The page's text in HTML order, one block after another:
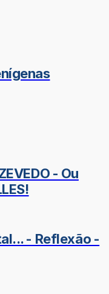
- Ou
- Reflexão -